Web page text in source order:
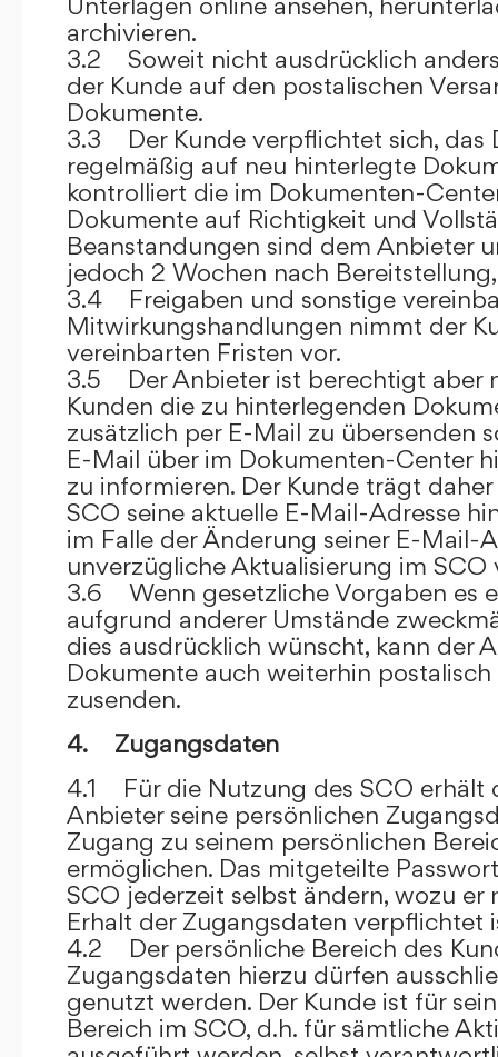
archivieren.
3.2 Soweit nicht ausdrücklich
der Kunde auf den postalischen
Dokumente.
3.3 Der Kunde verpflichtet sich, das
regelmäßig auf neu hinterlegte
kontrolliert die im Dokumenten-
Dokumente auf Richtigkeit und
Beanstandungen sind dem Anbieter
jedoch 2 Wochen nach
3.4 Freigaben und sonstige
Mitwirkungshandlungen nimmt der
vereinbarten Fristen vor.
3.5 Der Anbieter ist berechtigt aber
Kunden die zu hinterlegenden
zusätzlich per E-Mail zu übersenden
E-Mail über im Dokumenten-Center
zu informieren. Der Kunde trägt
SCO seine aktuelle E-Mail-Adresse
im Falle der Änderung seiner E-Mail-
unverzügliche Aktualisierung im SCO
3.6 Wenn gesetzliche Vorgaben es
aufgrund anderer Umstände
dies ausdrücklich wünscht, kann der
Dokumente auch weiterhin
zusenden.
4. Zugangsdaten
4.1 Für die Nutzung des SCO erhält
Anbieter seine persönlichen
Zugang zu seinem persönlichen
ermöglichen. Das mitgeteilte
SCO jederzeit selbst ändern, wozu er
Erhalt der Zugangsdaten verpflichtet
4.2 Der persönliche Bereich des
Zugangsdaten hierzu dürfen
genutzt werden. Der Kunde ist für
Bereich im SCO, d.h. für sämtliche